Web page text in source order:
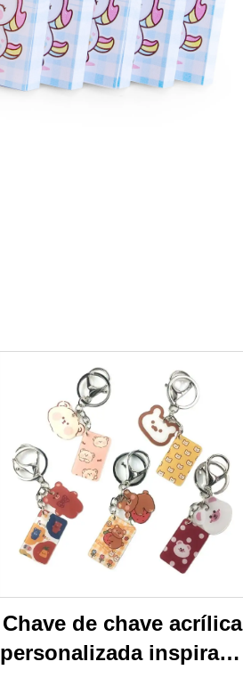
Chave de chave acrílica
personalizada inspirada